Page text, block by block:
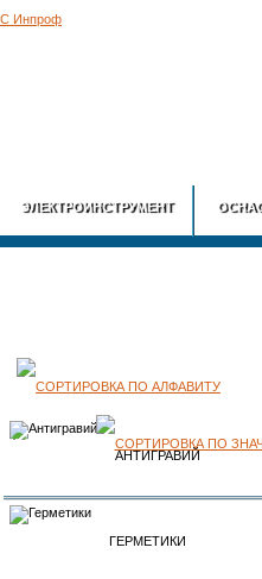
ЭЛЕКТРОИНСТРУМЕНТ
ПРОДУКЦИИ
АНТИГРАВИЙ
ГЕРМЕТИКИ